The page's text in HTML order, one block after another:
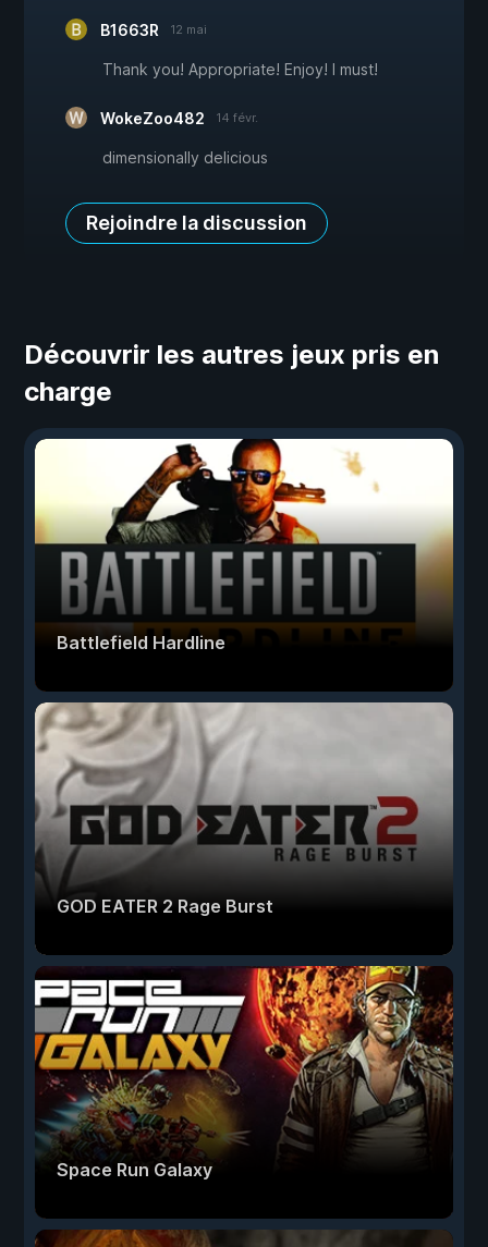
B1663R 12 mai
Thank you! Appropriate! Enjoy! I must!
WokeZoo482 14 févr.
dimensionally delicious
Rejoindre la discussion
Découvrir les autres jeux pris en
charge
Battlefield Hardline
GOD EATER 2 Rage Burst
Space Run Galaxy